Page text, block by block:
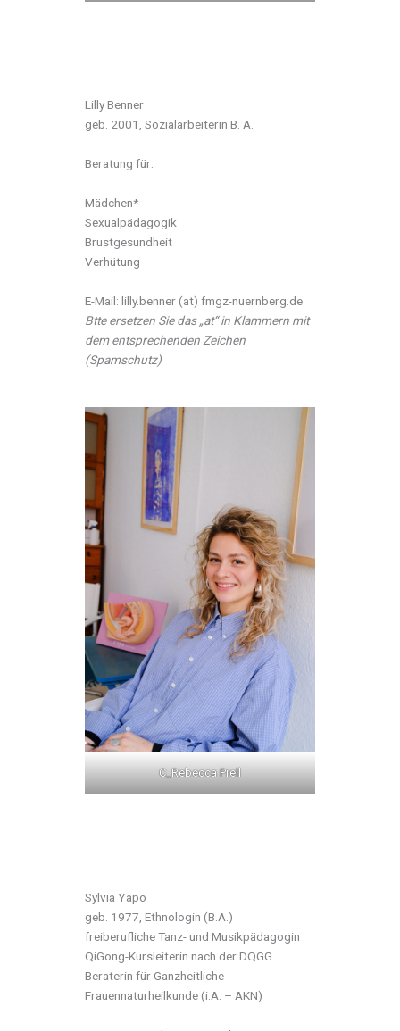
Lilly Benner
geb. 2001, Sozialarbeiterin B. A.
Beratung für:
Mädchen*
Sexualpädagogik
Brustgesundheit
Verhütung
E-Mail: lilly.benner (at) fmgz-nuernberg.de
Btte ersetzen Sie das „at“ in Klammern mit
dem entsprechenden Zeichen
(Spamschutz)
C_Rebecca Prell
Sylvia Yapo
geb. 1977, Ethnologin (B.A.)
freiberufliche Tanz- und Musikpädagogin
QiGong-Kursleiterin nach der DQGG
Beraterin für Ganzheitliche
Frauennaturheilkunde (i.A. – AKN)